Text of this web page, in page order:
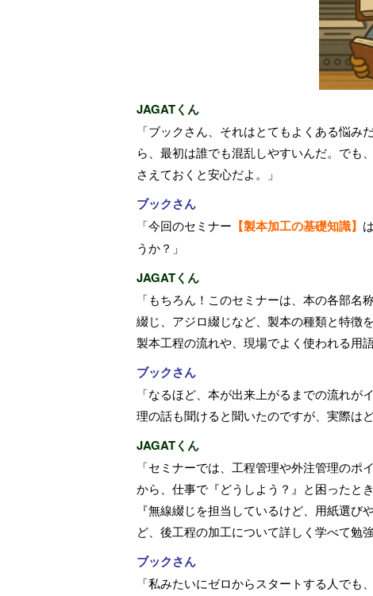
JAGATくん
「ブックさん、それはとてもよくある悩
ら、最初は誰でも混乱しやすいんだ。でも
さえておくと安心だよ。」
ブックさん
「今回のセミナー 【製本加工の基礎知識】
うか？」
JAGATくん
「もちろん！このセミナーは、本の各部
綴じ、アジロ綴じなど、製本の種類と特徴
製本工程の流れや、現場でよく使われる用
ブックさん
「なるほど、本が出来上がるまでの流れ
理の話も聞けると聞いたのですが、実際は
JAGATくん
「セミナーでは、工程管理や外注管理の
から、仕事で『どうしよう？』と困ったと
『無線綴じを担当しているけど、用紙選
ど、後工程の加工について詳しく学べて勉
ブックさん
「私みたいにゼロからスタートする人で